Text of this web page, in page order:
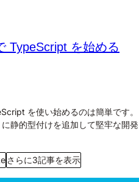
TypeScript を始める
を使い始めるのは簡単です。
静的型付けを追加して堅牢な開
さらに3記事を表示